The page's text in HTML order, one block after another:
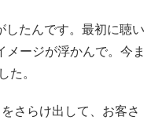
したんです。最初に聴い
メージが浮かんで。今ま
。
さらけ出して、お客さ